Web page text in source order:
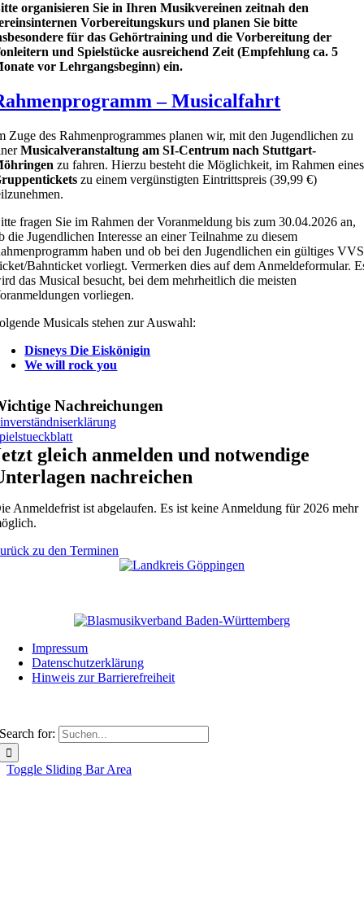
organisieren Sie in Ihren Musikvereinen zeitnah den
Vorbereitungskurs und planen Sie bitte
für das Gehörtraining und die Vorbereitung der
und Spielstücke ausreichend Zeit (Empfehlung ca. 5
vor Lehrgangsbeginn) ein.
– Musicalfahrt
Zuge des Rahmenprogrammes planen wir, mit den Jugendlichen zu
Musicalveranstaltung am SI-Centrum nach Stuttgart-
zu fahren. Hierzu besteht die Möglichkeit, im Rahmen eines
zu einem vergünstigten Eintrittspreis (39,99 €)
fragen Sie im Rahmen der Voranmeldung bis zum 30.04.2026 an,
die Jugendlichen Interesse an einer Teilnahme zu diesem
haben und ob bei den Jugendlichen ein gültiges
Bahnticket vorliegt. Vermerken dies auf dem Anmeldeformular.
das Musical besucht, bei dem mehrheitlich die meisten
vorliegen.
Musicals stehen zur Auswahl:
Disneys Die Eiskönigin
We will rock you
Nachreichungen
gleich anmelden und notwendige
nachreichen
Anmeldefrist ist abgelaufen. Es ist keine Anmeldung für 2026 mehr
zu den Terminen
Impressum
Datenschutzerklärung
Hinweis zur Barrierefreiheit
Search for:
Toggle Sliding Bar Area